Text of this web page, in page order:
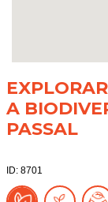
A
PASSAL
ID: 8701